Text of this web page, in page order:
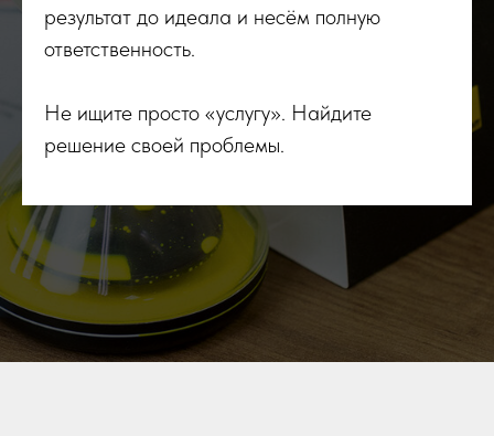
результат до идеала и несём полную
ответственность.
Не ищите просто «услугу». Найдите
решение своей проблемы.